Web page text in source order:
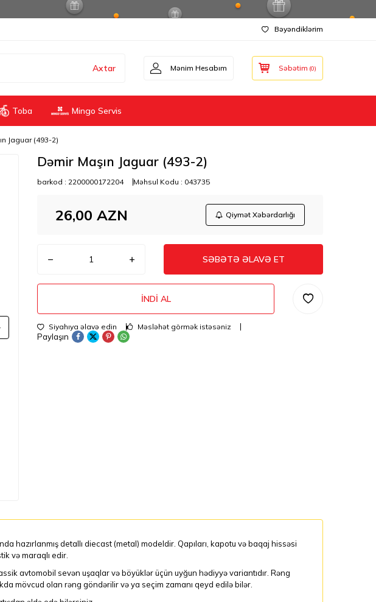
Bəyəndiklərim
Axtar Mənim Hesabım Səbətim (0)
Toba Mingo Servis
Jaguar (493-2)
Dəmir Maşın Jaguar (493-2)
barkod : 2200000172204 Məhsul Kodu : 043735
26,00 AZN Qiymət Xəbərdarlığı
SƏBƏTƏ ƏLAVƏ ET
İNDI AL
Siyahıya əlavə edin Məsləhət görmək istəsəniz
Paylaşın
hazırlanmış detallı diecast (metal) modeldir. Qapıları, kapotu və baqaj hissəsi
və maraqlı edir.
avtomobil sevən uşaqlar və böyüklər üçün uyğun hədiyyə variantıdır. Rəng
mövcud olan rəng göndərilir və ya seçim zamanı qeyd edilə bilər.